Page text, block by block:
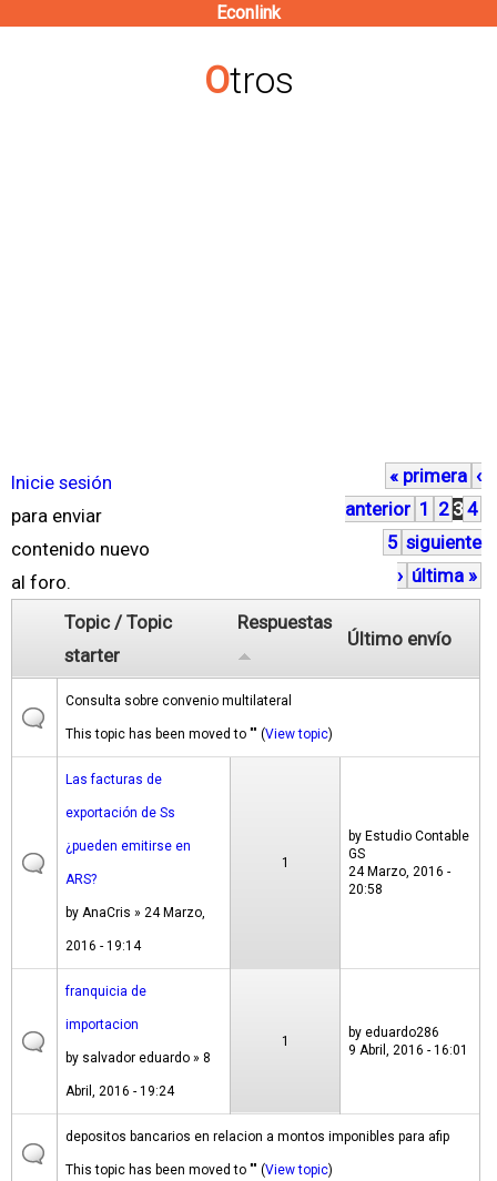
contenido
Econlink
Otros
Inicie sesión
para enviar
contenido nuevo
al foro.
P
á
g
i
s
« primera ‹
anterior 1 2 3 4
5 siguiente
› última »
Topic / Topic
starter
Respuestas
Último envío
Consulta sobre convenio multilateral
This topic has been moved to "" (View topic)
Las facturas de
exportación de Ss
¿pueden emitirse en
ARS?
by AnaCris » 24 Marzo,
2016 - 19:14
1
by Estudio Contable
GS
24 Marzo, 2016 -
20:58
franquicia de
importacion
by salvador eduardo » 8
Abril, 2016 - 19:24
1
by eduardo286
9 Abril, 2016 - 16:01
depositos bancarios en relacion a montos imponibles para afip
This topic has been moved to "" (View topic)